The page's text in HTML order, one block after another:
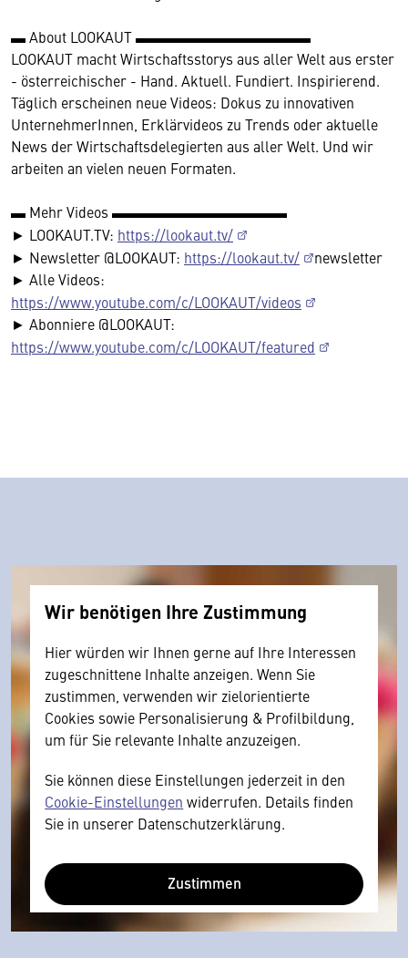
▬ About LOOKAUT ▬▬▬▬▬▬▬▬▬▬▬▬
LOOKAUT macht Wirtschaftsstorys aus aller Welt aus erster
- österreichischer - Hand. Aktuell. Fundiert. Inspirierend.
Täglich erscheinen neue Videos: Dokus zu innovativen
UnternehmerInnen, Erklärvideos zu Trends oder aktuelle
News der Wirtschaftsdelegierten aus aller Welt. Und wir
arbeiten an vielen neuen Formaten.
▬ Mehr Videos ▬▬▬▬▬▬▬▬▬▬▬▬
► LOOKAUT.TV: https://lookaut.tv/
► Newsletter @LOOKAUT: https://lookaut.tv/
newsletter
► Alle Videos:
https://www.youtube.com/c/LOOKAUT/videos
► Abonniere @LOOKAUT:
https://www.youtube.com/c/LOOKAUT/featured
Wir benötigen Ihre Zustimmung
Hier würden wir Ihnen gerne auf Ihre Interessen
zugeschnittene Inhalte anzeigen. Wenn Sie
zustimmen, verwenden wir zielorientierte
Cookies sowie Personalisierung & Profilbildung,
um für Sie relevante Inhalte anzuzeigen.
Sie können diese Einstellungen jederzeit in den
Cookie-Einstellungen widerrufen. Details finden
Sie in unserer Datenschutzerklärung.
Zustimmen